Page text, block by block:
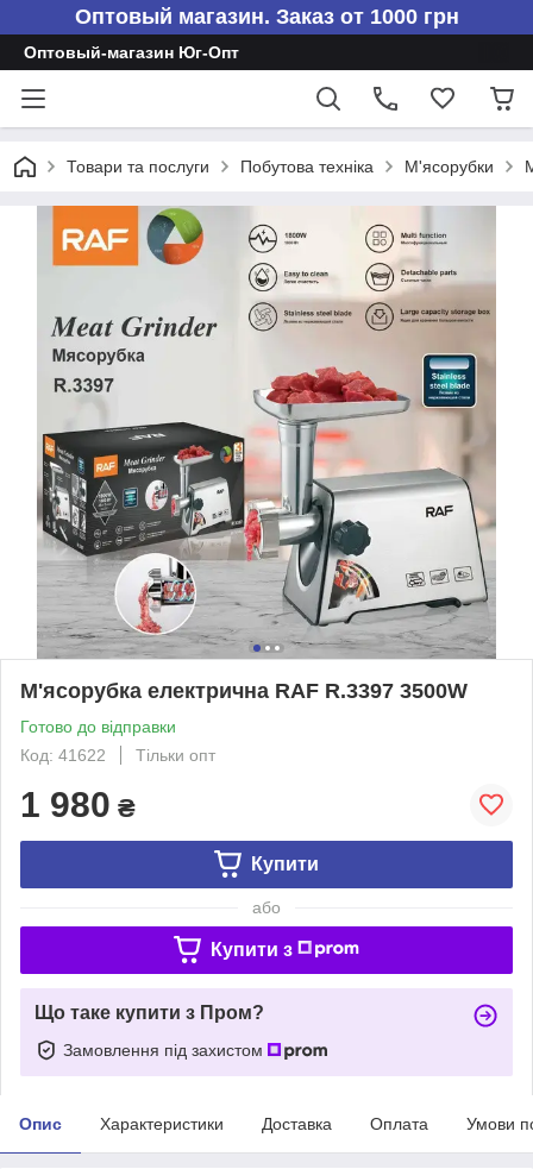
Оптовый магазин. Заказ от 1000 грн
Оптовый-магазин Юг-Опт
Товари та послуги Побутова техніка М'ясорубки
М'ясорубка електрична RAF R.3397 3500W
Готово до відправки
Код: 41622
Тільки опт
1 980 ₴
Купити
або
Купити з
Що таке купити з Пром?
Замовлення під захистом
Опис Характеристики Доставка Оплата Умови